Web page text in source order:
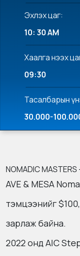
Эхлэх цаг:
10: 30 AM
Хаалга нээх
09:30
Тасалбарын
30.000-
NOMADIC MASTERS
AVE & MESA
тэмцээнийг
зарлаж байна.
2022 онд AIC